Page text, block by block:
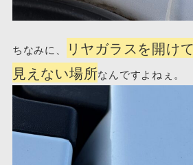
ちなみに、
リヤガラスを開け
見えない場所なんですよねぇ。